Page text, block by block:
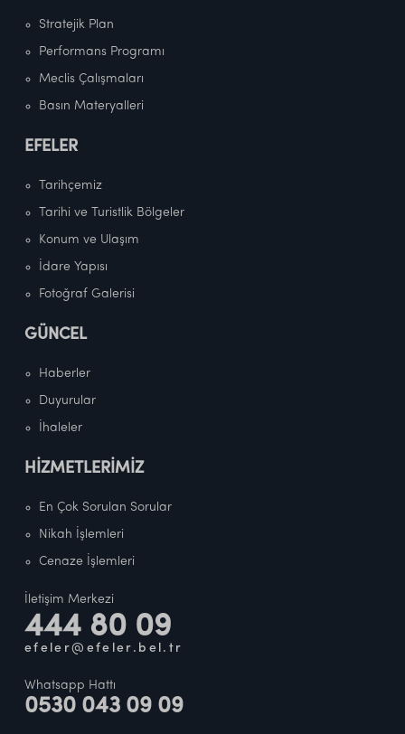
Stratejik Plan
Performans Programı
Meclis Çalışmaları
Basın Materyalleri
EFELER
Tarihçemiz
Tarihi ve Turistlik Bölgeler
Konum ve Ulaşım
İdare Yapısı
Fotoğraf Galerisi
GÜNCEL
Haberler
Duyurular
İhaleler
HİZMETLERİMİZ
En Çok Sorulan Sorular
Nikah İşlemleri
Cenaze İşlemleri
İletişim Merkezi
444 80 09
efeler@efeler.bel.tr
Whatsapp Hattı
0530 043 09 09